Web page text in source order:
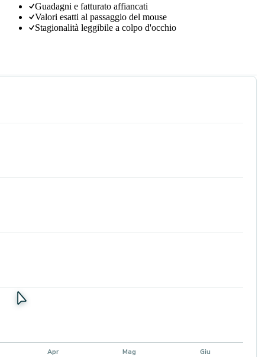
Guadagni e fatturato affiancati
Valori esatti al passaggio del mouse
Stagionalità leggibile a colpo d'occhio
Apr Mag Giu